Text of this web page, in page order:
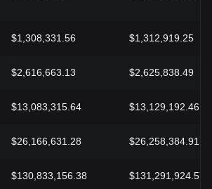
$1,308,331.56 $1,312,919.25
$2,616,663.13 $2,625,838.49
$13,083,315.64 $13,129,192.46
$26,166,631.28 $26,258,384.91
$130,833,156.38 $131,291,924.57